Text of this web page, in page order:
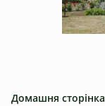
Домашня сторінка